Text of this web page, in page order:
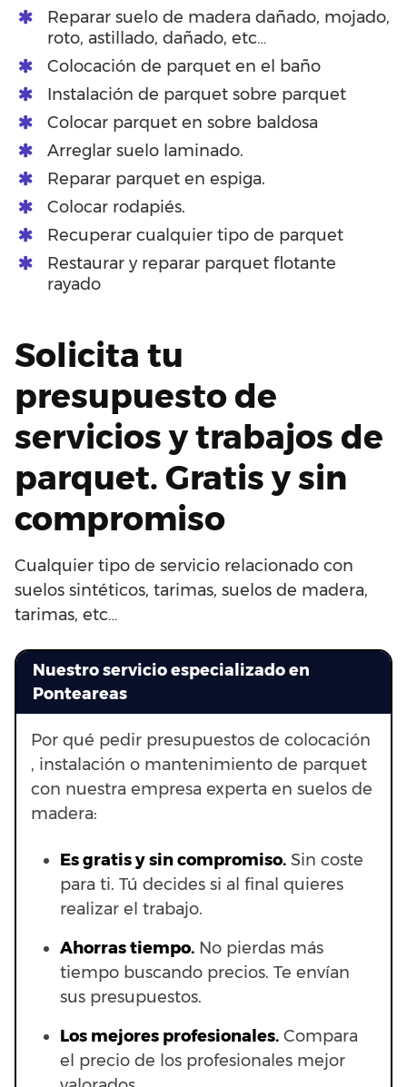
Reparar suelo de madera dañado, mojado,
roto, astillado, dañado, etc…
Colocación de parquet en el baño
Instalación de parquet sobre parquet
Colocar parquet en sobre baldosa
Arreglar suelo laminado.
Reparar parquet en espiga.
Colocar rodapiés.
Recuperar cualquier tipo de parquet
Restaurar y reparar parquet flotante
rayado
Solicita tu
presupuesto de
servicios y trabajos de
parquet. Gratis y sin
compromiso
Cualquier tipo de servicio relacionado con
suelos sintéticos, tarimas, suelos de madera,
tarimas, etc…
Nuestro servicio especializado en
Ponteareas
Por qué pedir presupuestos de colocación
, instalación o mantenimiento de parquet
con nuestra empresa experta en suelos de
madera:
Es gratis y sin compromiso. Sin coste
para ti. Tú decides si al final quieres
realizar el trabajo.
Ahorras tiempo. No pierdas más
tiempo buscando precios. Te envían
sus presupuestos.
Los mejores profesionales. Compara
el precio de los profesionales mejor